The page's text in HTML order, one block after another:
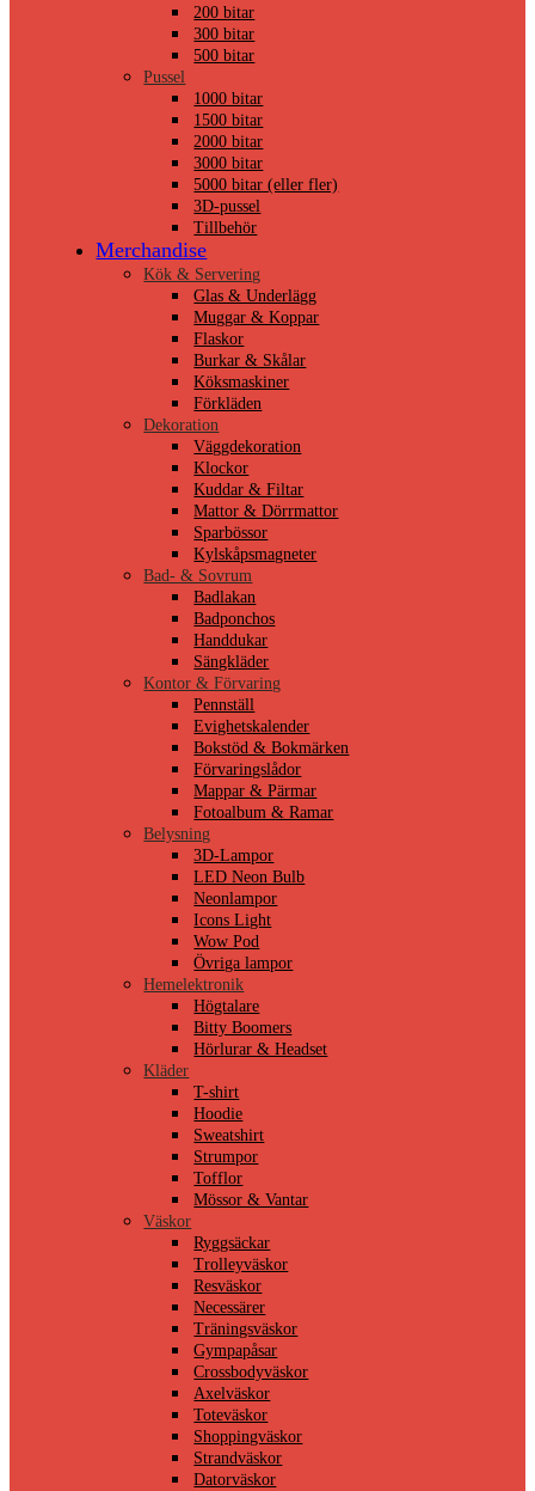
200 bitar
300 bitar
500 bitar
Pussel
1000 bitar
1500 bitar
2000 bitar
3000 bitar
5000 bitar (eller fler)
3D-pussel
Tillbehör
Merchandise
Kök & Servering
Glas & Underlägg
Muggar & Koppar
Flaskor
Burkar & Skålar
Köksmaskiner
Förkläden
Dekoration
Väggdekoration
Klockor
Kuddar & Filtar
Mattor & Dörrmattor
Sparbössor
Kylskåpsmagneter
Bad- & Sovrum
Badlakan
Badponchos
Handdukar
Sängkläder
Kontor & Förvaring
Pennställ
Evighetskalender
Bokstöd & Bokmärken
Förvaringslådor
Mappar & Pärmar
Fotoalbum & Ramar
Belysning
3D-Lampor
LED Neon Bulb
Neonlampor
Icons Light
Wow Pod
Övriga lampor
Hemelektronik
Högtalare
Bitty Boomers
Hörlurar & Headset
Kläder
T-shirt
Hoodie
Sweatshirt
Strumpor
Tofflor
Mössor & Vantar
Väskor
Ryggsäckar
Trolleyväskor
Resväskor
Necessärer
Träningsväskor
Gympapåsar
Crossbodyväskor
Axelväskor
Toteväskor
Shoppingväskor
Strandväskor
Datorväskor